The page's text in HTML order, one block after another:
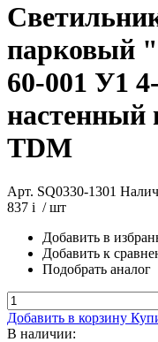
парковый
60-001 У1
настенный
TDM
Арт. SQ0330-1301
837 i / шт
Добавить в
Добавить к
Подобрать аналог
Добавить в корзину
В наличии: